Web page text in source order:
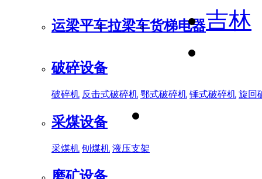
运梁平车拉梁车货梯电器
破碎设备
破碎机 反击式破碎机 鄂式破碎机 锤式破碎机 旋回
采煤设备
采煤机 刨煤机 液压支架
磨矿设备
吉林